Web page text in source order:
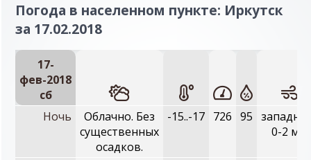
Погода в населенном пункте: Иркутск
за 17.02.2018
17-
фев-2018
сб
Ночь
Облачно. Без
существенных
осадков.
-15..-17 726 95
0-2 м/с